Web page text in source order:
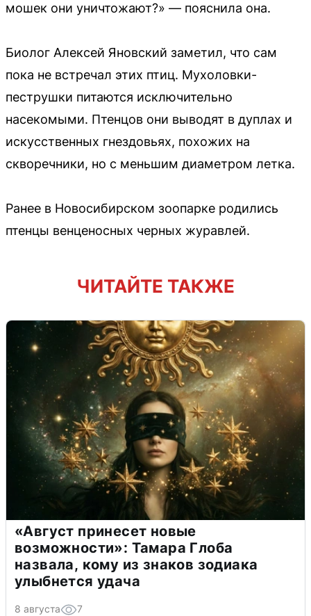
мошек они уничтожают?» — пояснила она.
Биолог Алексей Яновский заметил, что сам
пока не встречал этих птиц. Мухоловки-
пеструшки питаются исключительно
насекомыми. Птенцов они выводят в дуплах и
искусственных гнездовьях, похожих на
скворечники, но с меньшим диаметром летка.
Ранее в Новосибирском зоопарке родились
птенцы венценосных черных журавлей.
ЧИТАЙТЕ ТАКЖЕ
«Август принесет новые
возможности»: Тамара Глоба
назвала, кому из знаков зодиака
улыбнется удача
8 августа 7